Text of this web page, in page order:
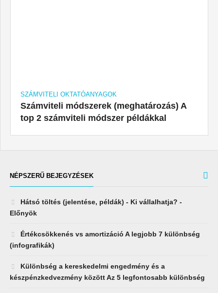
SZÁMVITELI OKTATÓANYAGOK
Számviteli módszerek (meghatározás) A
top 2 számviteli módszer példákkal
NÉPSZERŰ BEJEGYZÉSEK
Hátsó töltés (jelentése, példák) - Ki vállalhatja? -
Előnyök
Értékcsökkenés vs amortizáció A legjobb 7 különbség
(infografikák)
Különbség a kereskedelmi engedmény és a
készpénzkedvezmény között Az 5 legfontosabb különbség